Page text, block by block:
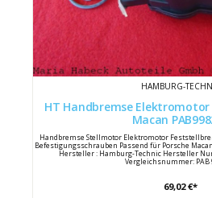
HAMBURG-
HT Handbremse Elektromotor Stellmotor Porsche
Macan
Handbremse Stellmotor Elektromotor
Befestigungsschrauben Passend für Porsche
Hersteller : Hamburg-Technic Hersteller
Vergleichsnummer: PAB
69,02 €*